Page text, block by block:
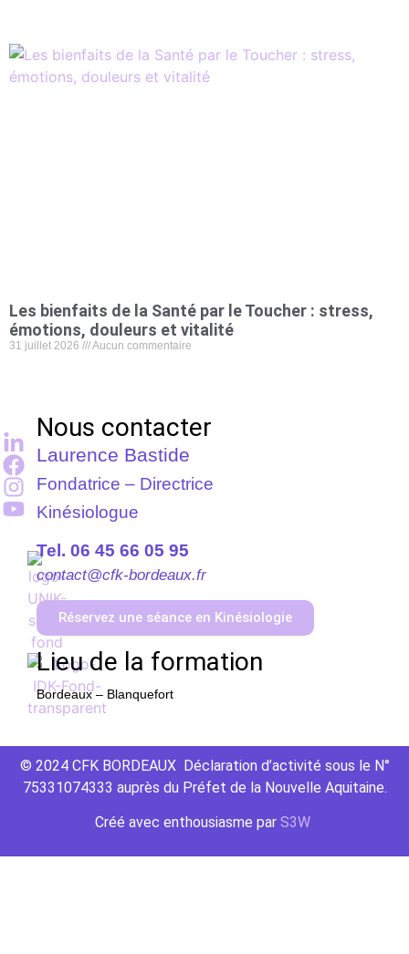
Les bienfaits de la Santé par le Toucher : stress,
émotions, douleurs et vitalité
31 juillet 2026 Aucun commentaire
Nous contacter
Laurence Bastide
Fondatrice – Directrice
Kinésiologue
Tel. 06 45 66 05 95
contact@cfk-bordeaux.fr
Réservez une séance en Kinésiologie
Lieu de la formation
Bordeaux – Blanquefort
© 2024 CFK BORDEAUX Déclaration d’activité sous le N°
75331074333 auprès du Préfet de la Nouvelle Aquitaine.
Créé avec enthousiasme par S3W